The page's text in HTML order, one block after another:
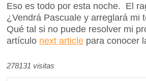
Eso es todo por esta noche. El
¿Vendrá Pascuale y arreglará
Qué tal si no puede resolver mi
artículo next article para conocer
278131 visitas